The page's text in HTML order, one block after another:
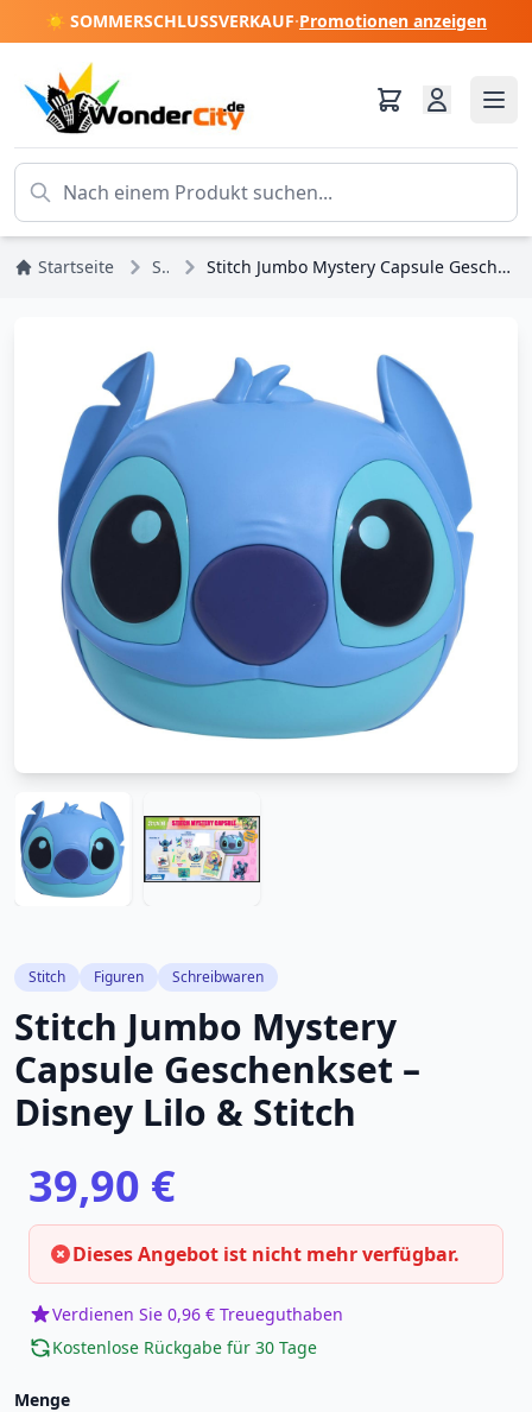
☀️ SOMMERSCHLUSSVERKAUF·Promotionen anzeigen
Startseite Stitch Stitch Jumbo Mystery Capsule Geschenkset – Disney Lilo & Stitch
Stitch Figuren Schreibwaren
Stitch Jumbo Mystery
Capsule Geschenkset –
Disney Lilo & Stitch
39,90 €
Dieses Angebot ist nicht mehr verfügbar.
Verdienen Sie 0,96 € Treueguthaben
Kostenlose Rückgabe für 30 Tage
Menge